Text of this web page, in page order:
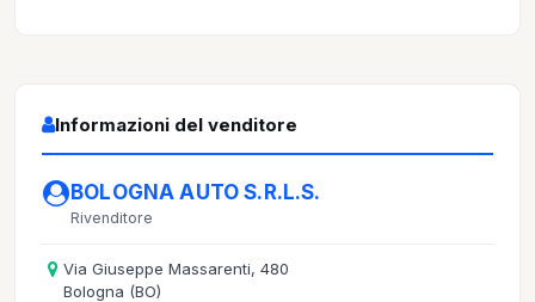
Informazioni del venditore
BOLOGNA AUTO S.R.L.S.
Rivenditore
Via Giuseppe Massarenti, 480
Bologna (BO)